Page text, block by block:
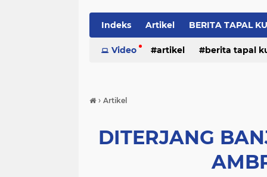
Indeks Artikel BERITA TAPAL
PERISTIWA
Video artikel berita tapal
› Artikel
DITERJANG